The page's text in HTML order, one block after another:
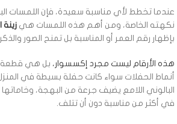
عندما تخطط لأي مناسبة سعيدة، فإن
نكهته الخاصة، ومن أهم هذه اللمسات هي زينة
بإظهار رقم العمر أو المناسبة بل تمنح الصور
هذه الأرقام ليست مجرد إكسسوار،بل هي قطعة
أنماط الحفلات سواء كانت حفلة بسيطة في
البالوني اللامع يضيف جرعة من البهجة،
في أكثر من مناسبة دون أن تتلف.